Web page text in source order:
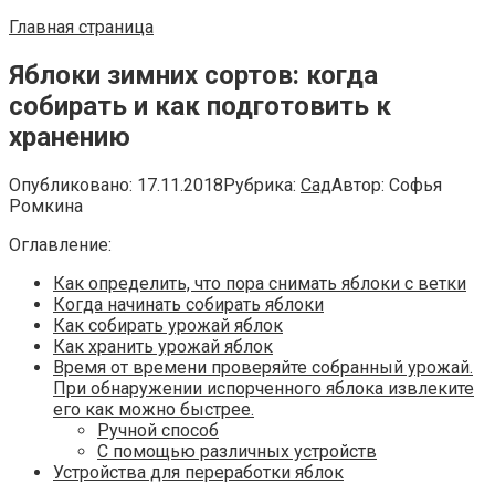
Главная страница
Яблоки зимних сортов: когда
собирать и как подготовить к
хранению
Опубликовано: 17.11.2018Рубрика: СадАвтор: Софья
Ромкина
Оглавление:
Как определить, что пора снимать яблоки с ветки
Когда начинать собирать яблоки
Как собирать урожай яблок
Как хранить урожай яблок
Время от времени проверяйте собранный урожай.
При обнаружении испорченного яблока извлеките
его как можно быстрее.
Ручной способ
С помощью различных устройств
Устройства для переработки яблок